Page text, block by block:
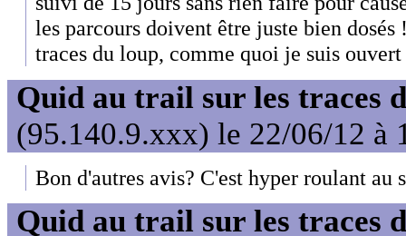
les parcours doivent être juste bien
traces du loup, comme quoi je suis
Quid au trail sur les traces
(95.140.9.xxx) le 22/06/12 à
Bon d'autres avis? C'est hyper roulant au
Quid au trail sur les traces